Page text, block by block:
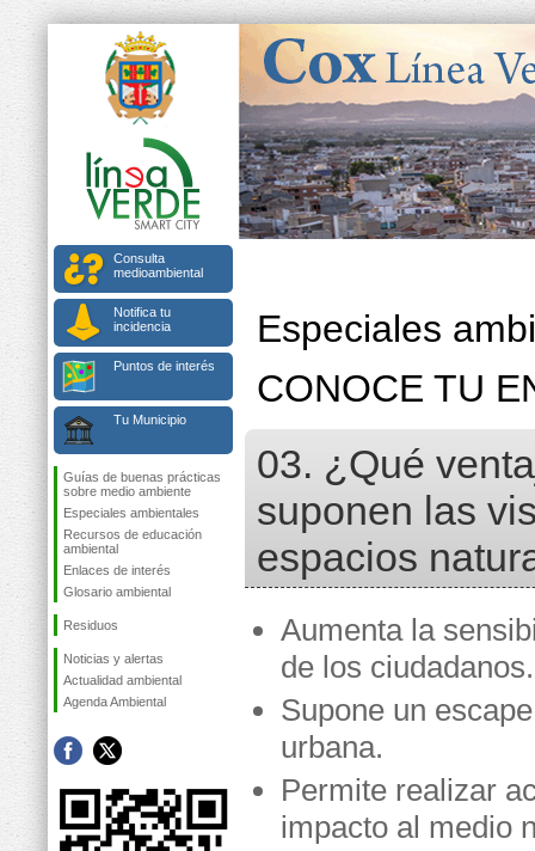
Consulta
medioambiental
Notifica tu
incidencia
Puntos de interés
Tu Municipio
Guías de buenas prácticas
sobre medio ambiente
Especiales ambientales
Recursos de educación
ambiental
Enlaces de interés
Glosario ambiental
Residuos
Noticias y alertas
Actualidad ambiental
Agenda Ambiental
Especiales
CONOCE TU
03. ¿Qué
suponen las
espacios
Aumenta la
de los ciudadanos.
Supone un
urbana.
Permite realizar
impacto al medio